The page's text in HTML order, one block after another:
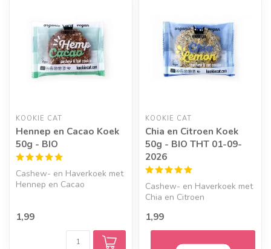
KOOKIE CAT
Hennep en Cacao Koek
50g - BIO
Cashew- en Haverkoek met
Hennep en Cacao
1,99
KOOKIE CAT
Chia en Citroen Koek
50g - BIO THT 01-09-
2026
Cashew- en Haverkoek met
Chia en Citroen
1,99